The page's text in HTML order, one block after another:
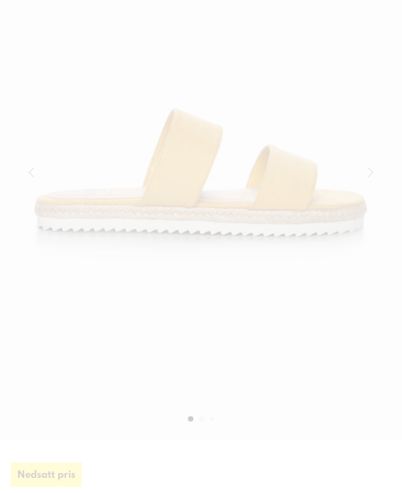
Nedsatt pris